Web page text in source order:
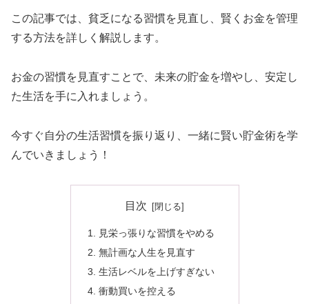
この記事では、貧乏になる習慣を見直し、賢くお金を管理
する方法を詳しく解説します。
お金の習慣を見直すことで、未来の貯金を増やし、安定し
た生活を手に入れましょう。
今すぐ自分の生活習慣を振り返り、一緒に賢い貯金術を学
んでいきましょう！
目次
見栄っ張りな習慣をやめる
無計画な人生を見直す
生活レベルを上げすぎない
衝動買いを控える